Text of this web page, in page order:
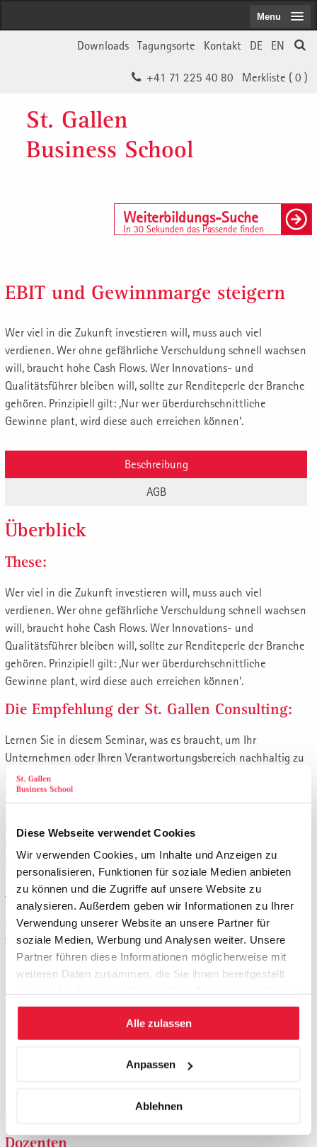
Diese Webseite verwendet Cookies
Wir verwenden Cookies, um Inhalte und Anzeigen zu
personalisieren, Funktionen für soziale Medien anbieten
zu können und die Zugriffe auf unsere Website zu
analysieren. Außerdem geben wir Informationen zu Ihrer
Verwendung unserer Website an unsere Partner für
soziale Medien, Werbung und Analysen weiter. Unsere
Partner führen diese Informationen möglicherweise mit
weiteren Daten zusammen, die Sie ihnen bereitgestellt
gesammelt haben.
Alle zulassen
Anpassen
Ablehnen
EN
DE
Kontakt
Tagungsorte
Downloads
Merkliste ( 0 )
+41 71 225 40 80
St. Gallen
Business School
Weiterbildungs-Suche
In 30 Sekunden das Passende finden
Menu
EBIT und Gewinnmarge steigern
Wer viel in die Zukunft investieren will, muss auch viel
verdienen. Wer ohne gefährliche Verschuldung schnell wachsen
will, braucht hohe Cash Flows. Wer Innovations- und
Qualitätsführer bleiben will, sollte zur Renditeperle der Branche
gehören. Prinzipiell gilt: ‚Nur wer überdurchschnittliche
Gewinne plant, wird diese auch erreichen können‘.
Beschreibung
AGB
Überblick
These:
Wer viel in die Zukunft investieren will, muss auch viel
verdienen. Wer ohne gefährliche Verschuldung schnell wachsen
will, braucht hohe Cash Flows. Wer Innovations- und
Qualitätsführer bleiben will, sollte zur Renditeperle der Branche
gehören. Prinzipiell gilt: ‚Nur wer überdurchschnittliche
Gewinne plant, wird diese auch erreichen können‘.
Die Empfehlung der St. Gallen Consulting:
Lernen Sie in diesem Seminar, was es braucht, um Ihr
Unternehmen oder Ihren Verantwortungsbereich nachhaltig zu
einer Rendite- oder Cash-Perle zu entwickeln. Die
Gesetzmässigkeiten für Rentabilität und Profitabilität sind
konsequent anzuwenden und zwar so, dass die Ergebnisse der
Unternehmens zu beschädigen.
Antworten und Ideen für die eigene Praxis
In diesem Workshop erkennen Sie die Bedeutung der Ebit-
Steigerung für Ihr eigenes Unternehmen:
Wie viel Ebit, wie viel Cash Flow und wie viel
Unternehmen bei optimaler Ergebnissteuerung
Wie viel an Gewinnmarge benötigen wir, um zur
Renditeperle unserer Branche aufzusteigen?
Resultate erreichen zu können?
Dozenten